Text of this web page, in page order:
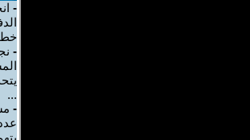
-
-
...
-